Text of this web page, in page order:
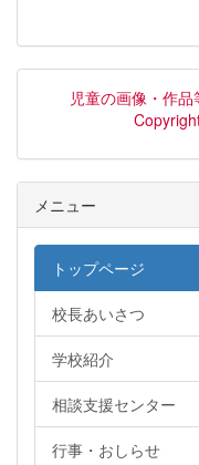
児童の画像・作品
メニュー
トップページ
校長あいさつ
学校紹介
相談支援センター
行事・おしらせ